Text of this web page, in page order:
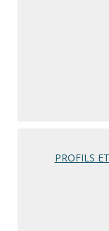
PROFILS